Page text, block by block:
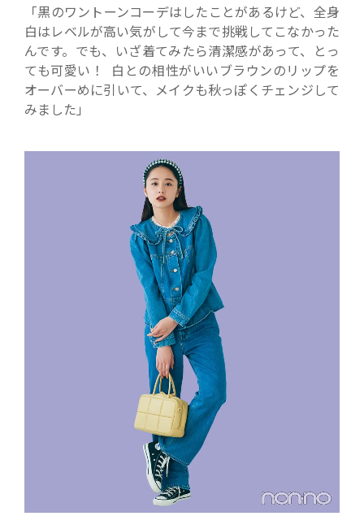
「黒のワントーンコーデはしたことがあるけど、全身
白はレベルが高い気がして今まで挑戦してこなかった
んです。でも、いざ着てみたら清潔感があって、とっ
ても可愛い！ 白との相性がいいブラウンのリップを
オーバーめに引いて、メイクも秋っぽくチェンジして
みました」